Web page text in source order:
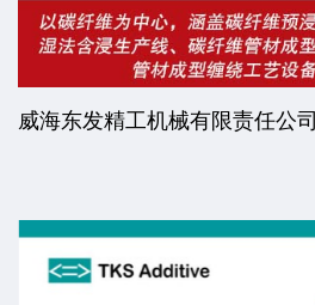
威海东发精工机械有限责任公司